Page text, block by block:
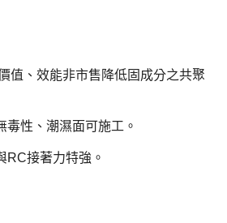
值、效能非市售降低固成分之共聚
毒性、潮濕面可施工。
RC接著力特強。